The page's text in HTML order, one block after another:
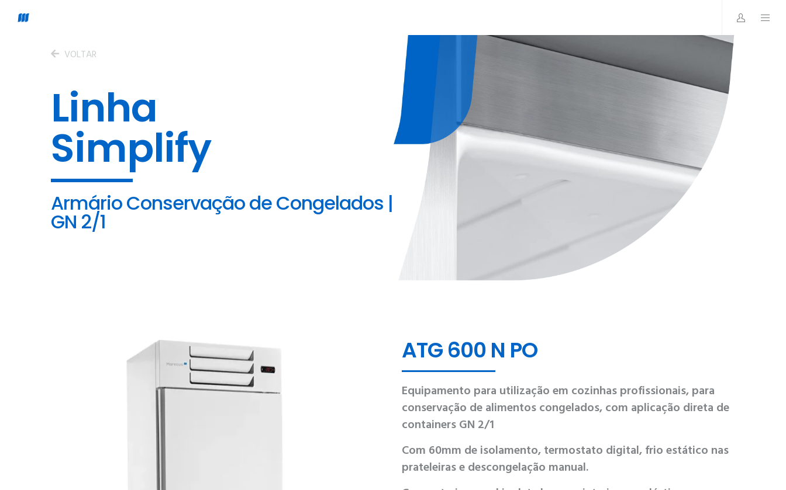
VOLTAR
Linha
Simplify
Armário Conservação de Congelados |
GN 2/1
ATG 600 N PO
Equipamento para utilização em cozinhas profissionais, para
conservação de alimentos congelados, com aplicação direta de
containers GN 2/1
Com 60mm de isolamento, termostato digital, frio estático nas
prateleiras e descongelação manual.